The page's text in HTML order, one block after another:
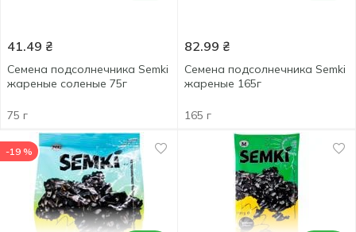
41.49 ₴
Семена подсолнечника Semki
жареные соленые 75г
75 г
82.99 ₴
Семена подсолнечника Semki
жареные 165г
165 г
-19 %